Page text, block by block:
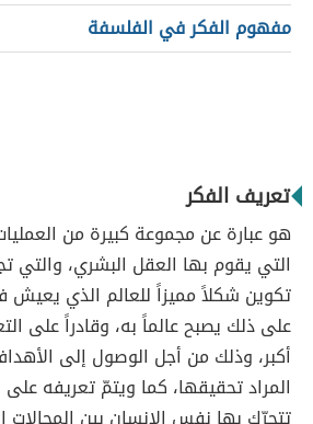
مفهوم الفكر في الفلسفة
تعريف الفكر
هو عبارة عن مجموعة كبيرة من
التي يقوم بها العقل البشري، والتي
تكوين شكلاً مميزاً للعالم الذي يعيش
على ذلك يصبح عالماً به، وقادراً على
أكبر، وذلك من أجل الوصول إلى
المراد تحقيقها، كما ويتمّ تعريفه